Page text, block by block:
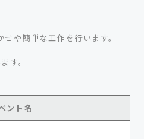
や簡単な工作を行います。
す。
ント名